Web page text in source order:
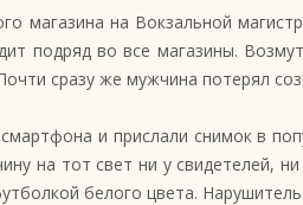
магазина на Вокзальной
подряд во все магазины.
сразу же мужчина потерял
и прислали снимок в
на тот свет ни у свидетелей,
белого цвета.